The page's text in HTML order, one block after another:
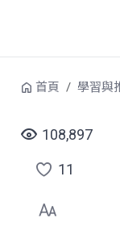
首頁 學習與
108,897
點
選
11